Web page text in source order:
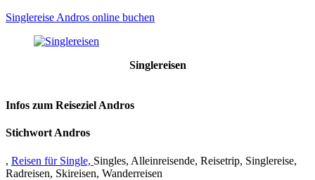
Singlereise Andros online buchen
Singlereisen
Infos zum Reiseziel Andros
Stichwort Andros
, Reisen für Single, Singles, Alleinreisende, Reisetrip, Singlereise,
Radreisen, Skireisen, Wanderreisen